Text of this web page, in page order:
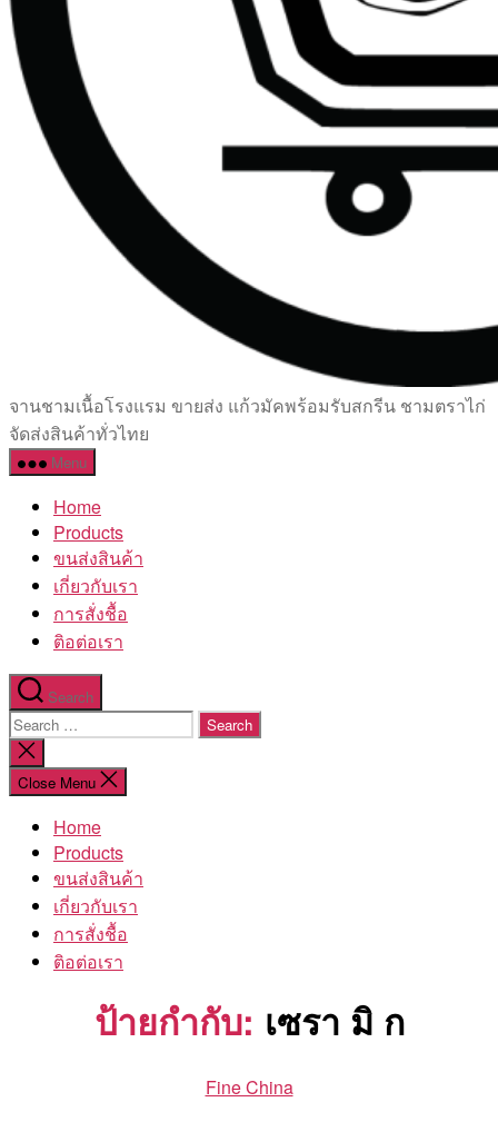
เซรามิค
ครบ
ครัน
โรงงาน
จานชามเนื้อโรงแรม ขายส่ง แก้วมัคพร้อมรับสกรีน ชามตราไก่
จัดส่งสินค้าทั่วไทย
Menu
Home
Products
ขนส่งสินค้า
เกี่ยวกับเรา
การสั่งชื้อ
ติอต่อเรา
Search
Search
for:
Close
search
Close Menu
Home
Products
ขนส่งสินค้า
เกี่ยวกับเรา
การสั่งชื้อ
ติอต่อเรา
ป้ายกำกับ: เซรา มิ ก
Categories
Fine China